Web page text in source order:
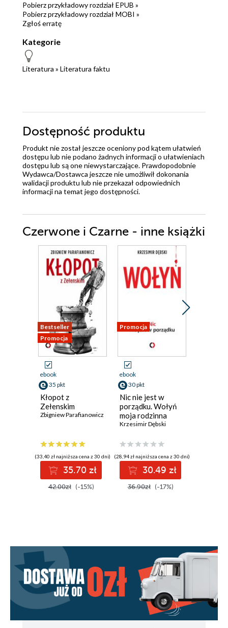
Pobierz przykładowy rozdział EPUB »
Pobierz przykładowy rozdział MOBI »
Zgłoś erratę
Kategorie
Literatura » Literatura faktu
Dostępność produktu
Produkt nie został jeszcze oceniony pod kątem ułatwień
dostępu lub nie podano żadnych informacji o ułatwieniach
dostępu lub są one niewystarczające. Prawdopodobnie
Wydawca/Dostawca jeszcze nie umożliwił dokonania
walidacji produktu lub nie przekazał odpowiednich
informacji na temat jego dostępności.
Czerwone i Czarne - inne książki
Bestseller
Promocja
ebook
35 pkt
Kłopot z
Zełenskim
Zbigniew Parafianowicz
(33,40 zł najniższa cena z 30 dni)
35.70 zł
42.00zł (-15%)
Promocja
ebook
30 pkt
Nic nie jest w
porządku. Wołyń
moja rodzinna
historia
Krzesimir Dębski
(28,94 zł najniższa cena z 30 dni)
30.49 zł
36.90zł (-17%)